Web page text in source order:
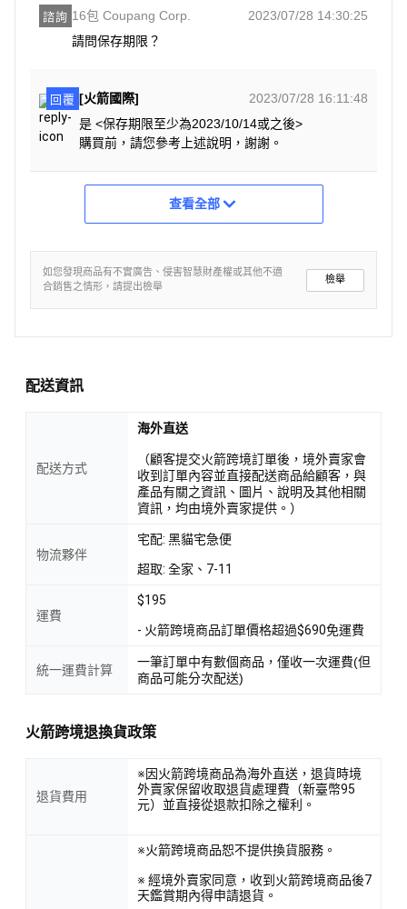
諮詢 16包 Coupang Corp.
2023/07/28 14:30:25
請問保存期限？
回覆 [火箭國際]
2023/07/28 16:11:48
是 <保存期限至少為2023/10/14或之後>
購買前，請您參考上述說明，謝謝。
查看全部
如您發現商品有不實廣告、侵害智慧財產權或其他不適
合銷售之情形，請提出檢舉
檢舉
配送資訊
配送方式
海外直送
（顧客提交火箭跨境訂單後，境外賣家會
收到訂單內容並直接配送商品給顧客，與
產品有關之資訊、圖片、說明及其他相關
資訊，均由境外賣家提供。）
物流夥伴
宅配: 黑貓宅急便
超取: 全家、7-11
運費
$195
- 火箭跨境商品訂單價格超過$690免運費
統一運費計算
一筆訂單中有數個商品，僅收一次運費(但
商品可能分次配送)
火箭跨境退換貨政策
退貨費用
※因火箭跨境商品為海外直送，退貨時境
外賣家保留收取退貨處理費（新臺幣95
元）並直接從退款扣除之權利。
※火箭跨境商品恕不提供換貨服務。
※ 經境外賣家同意，收到火箭跨境商品後7
天鑑賞期內得申請退貨。